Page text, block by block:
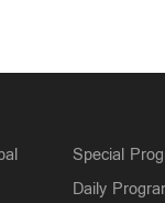
Special
Daily